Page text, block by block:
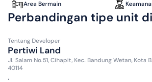
Area Bermain
Perbandingan tipe unit di
Tentang Developer
Pertiwi Land
Jl. Salam No.51, Cihapit, Kec. Bandung Wetan, Kota
40114
.